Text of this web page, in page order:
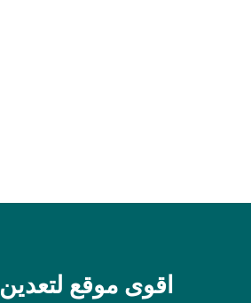
اقوى موقع لتعدين